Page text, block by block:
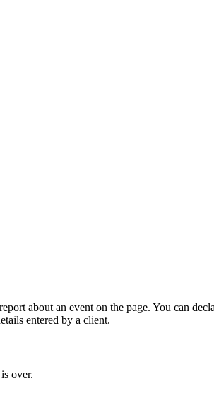
about an event on the page. You can
entered by a client.
over.